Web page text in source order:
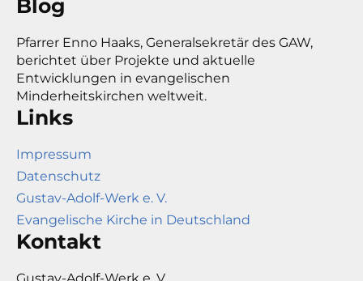
Blog
Pfarrer Enno Haaks, Generalsekretär des GAW,
berichtet über Projekte und aktuelle
Entwicklungen in evangelischen
Minderheitskirchen weltweit.
Links
Impressum
Datenschutz
Gustav-Adolf-Werk e. V.
Evangelische Kirche in Deutschland
Kontakt
Gustav-Adolf-Werk e. V.